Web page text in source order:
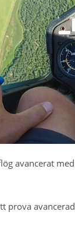
avancerat
prova